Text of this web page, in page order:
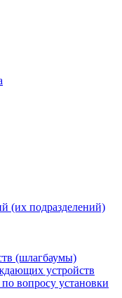
(их подразделений)
(шлагбаумы)
устройств
вопросу установки